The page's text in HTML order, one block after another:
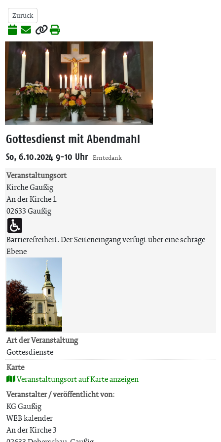
Zurück
Gottesdienst mit Abendmahl
So, 6.10.2024 9-10 Uhr Erntedank
Veranstaltungsort
Kirche Gaußig
An der Kirche 1
02633 Gaußig
Barrierefreiheit: Der Seiteneingang verfügt über eine schräge
Ebene
Art der Veranstaltung
Gottesdienste
Karte
Veranstaltungsort auf Karte anzeigen
Veranstalter / veröffentlicht von:
KG Gaußig
WEB kalender
An der Kirche 3